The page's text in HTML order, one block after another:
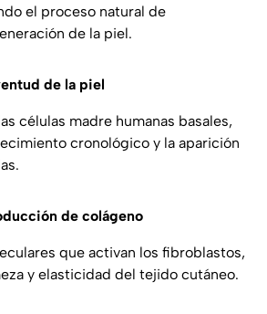
el proceso natural de
de la piel.
de la piel
células madre humanas basales,
cronológico y la aparición
de colágeno
que activan los fibroblastos,
y elasticidad del tejido cutáneo.